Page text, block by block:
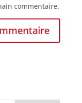
commentaire.